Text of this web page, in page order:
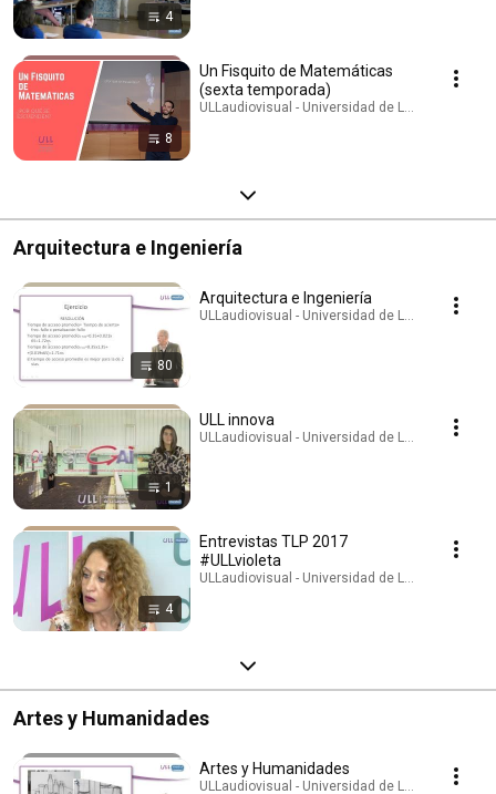
4
8
Un Fisquito de Matemáticas
(sexta temporada)
ULLaudiovisual - Universidad de La Laguna ·
Arquitectura e Ingeniería
80
Arquitectura e Ingeniería
ULLaudiovisual - Universidad de La Laguna ·
1
ULL innova
ULLaudiovisual - Universidad de La Laguna ·
4
Entrevistas TLP 2017
#ULLvioleta
ULLaudiovisual - Universidad de La Laguna ·
Artes y Humanidades
Artes y Humanidades
ULLaudiovisual - Universidad de La Laguna ·